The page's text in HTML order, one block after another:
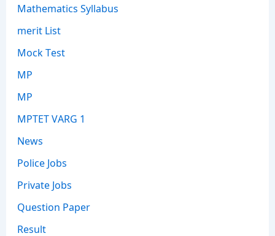
Mathematics Syllabus
merit List
Mock Test
MP
MP
MPTET VARG 1
News
Police Jobs
Private Jobs
Question Paper
Result